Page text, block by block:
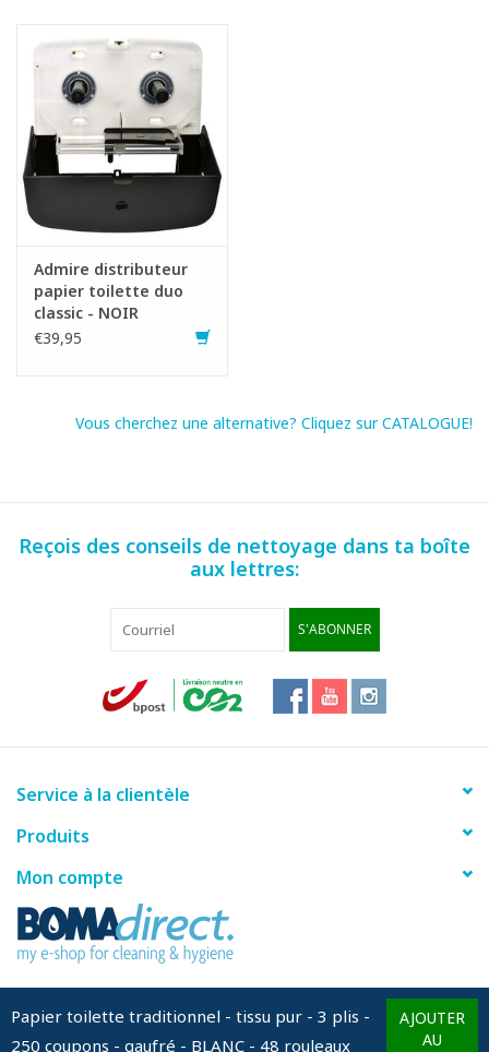
Papier toilette traditionnel - tissu pur - 3 plis -
250 coupons - gaufré - BLANC - 48 rouleaux
AJOUTER
AU
Admire distributeur
papier toilette duo
classic - NOIR
€39,95
Vous cherchez une alternative? Cliquez sur CATALOGUE!
Reçois des conseils de nettoyage dans ta boîte
aux lettres:
S'ABONNER
Service à la clientèle
Produits
Mon compte